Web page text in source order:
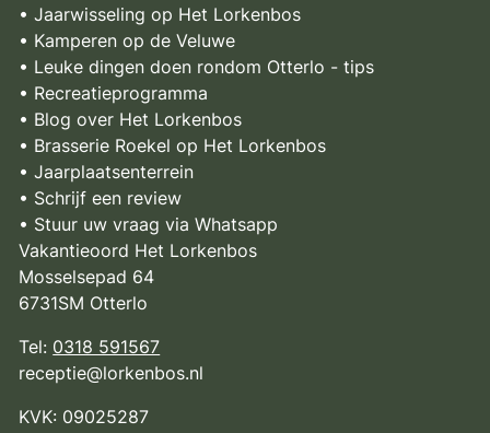
• Jaarwisseling op Het Lorkenbos
• Kamperen op de Veluwe
• Leuke dingen doen rondom Otterlo - tips
• Recreatieprogramma
• Blog over Het Lorkenbos
• Brasserie Roekel op Het Lorkenbos
• Jaarplaatsenterrein
• Schrijf een review
• Stuur uw vraag via Whatsapp
Vakantieoord Het Lorkenbos
Mosselsepad 64
6731SM Otterlo
Tel: 0318 591567
receptie@lorkenbos.nl
KVK: 09025287